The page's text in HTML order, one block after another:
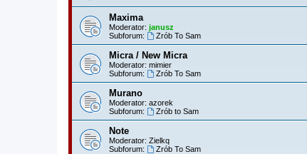
Maxima
Moderator: janusz
Subforum:
Zrób To Sam
Micra / New Micra
Moderator: mimier
Subforum:
Zrób To Sam
Murano
Moderator: azorek
Subforum:
Zrób to Sam
Note
Moderator: Zielkq
Subforum:
Zrób To Sam